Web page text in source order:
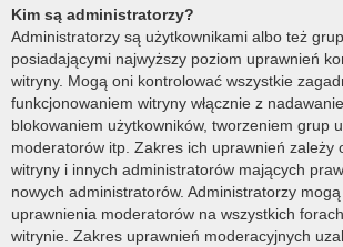
Kim są administratorzy?
Administratorzy są użytkownikami albo też
posiadającymi najwyższy poziom uprawnień
witryny. Mogą oni kontrolować wszystkie
funkcjonowaniem witryny włącznie z
blokowaniem użytkowników, tworzeniem grup
moderatorów itp. Zakres ich uprawnień zależy
witryny i innych administratorów mających
nowych administratorów. Administratorzy mogą
uprawnienia moderatorów na wszystkich
witrynie. Zakres uprawnień moderacyjnych